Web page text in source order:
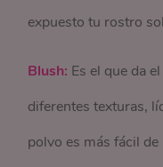
expuesto tu rostro
Blush: Es el que da
diferentes texturas,
polvo es más fácil